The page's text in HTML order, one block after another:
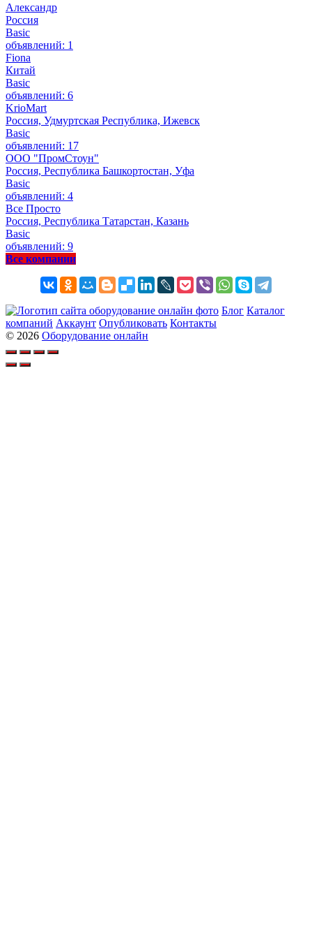
Александр
Россия
Basic
объявлений: 1
Fiona
Китай
Basic
объявлений: 6
KrioMart
Россия, Удмуртская Республика, Ижевск
Basic
объявлений: 17
ООО "ПромСтоун"
Россия, Республика Башкортостан, Уфа
Basic
объявлений: 4
Все Просто
Россия, Республика Татарстан, Казань
Basic
объявлений: 9
Все компании
Блог Каталог
компаний Аккаунт Опубликовать Контакты
© 2026 Оборудование онлайн